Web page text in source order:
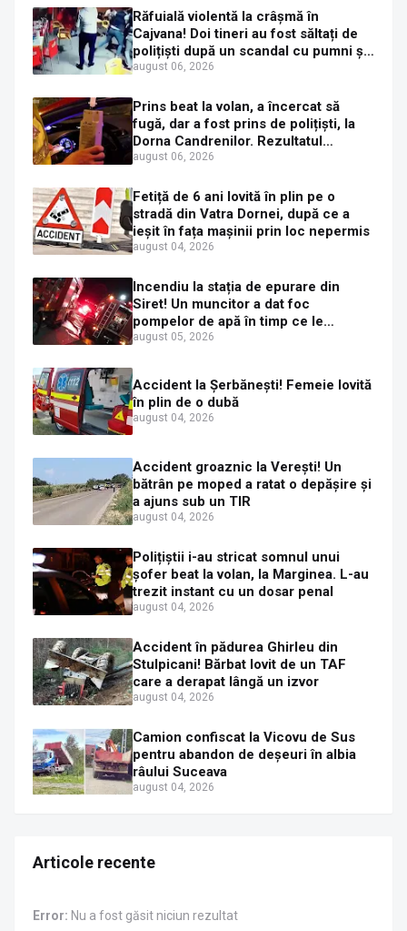
Răfuială violentă la crâșmă în
Cajvana! Doi tineri au fost săltați de
polițiști după un scandal cu pumni și
mașini distruse
august 06, 2026
Prins beat la volan, a încercat să
fugă, dar a fost prins de polițiști, la
Dorna Candrenilor. Rezultatul
etilotestului: 1,59 mg/l alcool pur în
august 06, 2026
Fetiță de 6 ani lovită în plin pe o
stradă din Vatra Dornei, după ce a
ieșit în fața mașinii prin loc nepermis
august 04, 2026
Incendiu la stația de epurare din
Siret! Un muncitor a dat foc
pompelor de apă în timp ce le
alimenta cu combustibil
august 05, 2026
Accident la Șerbănești! Femeie lovită
în plin de o dubă
august 04, 2026
Accident groaznic la Verești! Un
bătrân pe moped a ratat o depășire și
a ajuns sub un TIR
august 04, 2026
Polițiștii i-au stricat somnul unui
șofer beat la volan, la Marginea. L-au
trezit instant cu un dosar penal
august 04, 2026
Accident în pădurea Ghirleu din
Stulpicani! Bărbat lovit de un TAF
care a derapat lângă un izvor
august 04, 2026
Camion confiscat la Vicovu de Sus
pentru abandon de deșeuri în albia
râului Suceava
august 04, 2026
Articole recente
Error: Nu a fost găsit niciun rezultat